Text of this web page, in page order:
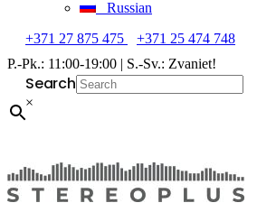
Russian
+371 27 875 475
+371 25 474 748
P.-Pk.: 11:00-19:00 | S.-Sv.: Zvaniet!
Search
×